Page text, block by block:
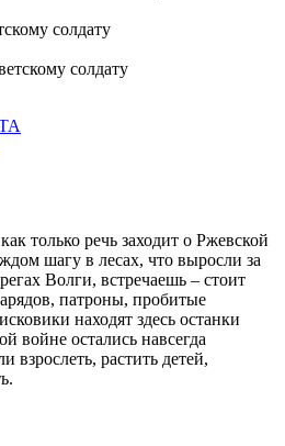
солдату
только речь заходит о Ржевской
шагу в лесах, что выросли за
Волги, встречаешь – стоит
патроны, пробитые
находят здесь останки
войне остались навсегда
растить детей,